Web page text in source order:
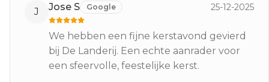
J Jose S Google 25-12-2025
We hebben een fijne kerstavond gevierd
bij De Landerij. Een echte aanrader voor
een sfeervolle, feestelijke kerst.